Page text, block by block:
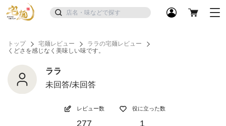
トップ 宅麺レビュー
ララの宅麺レビュー
くどさを感じなく美味しい味です。
ララ
未回答/未回答
レビュー数
277
役に立った数
1